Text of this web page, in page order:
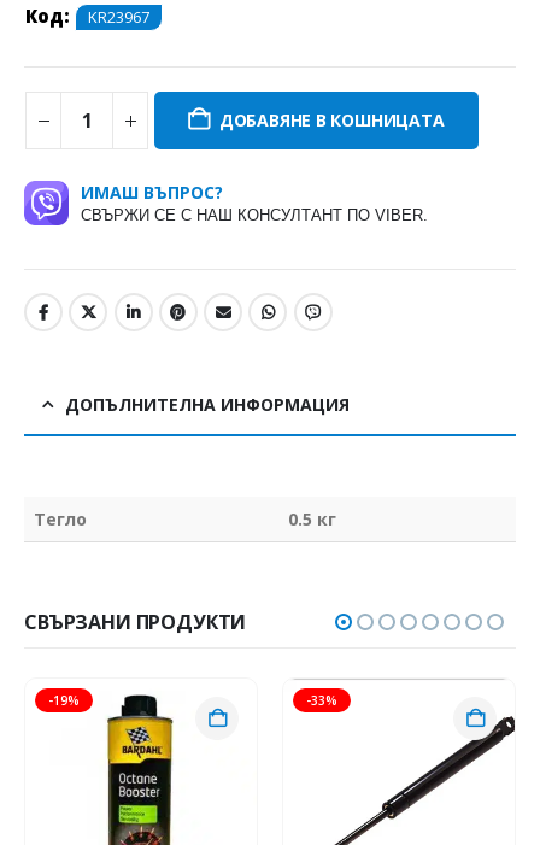
Код: KR23967
ДОБАВЯНЕ В КОШНИЦАТА
ИМАШ ВЪПРОС?
СВЪРЖИ СЕ С НАШ КОНСУЛТАНТ ПО VIBER.
ДОПЪЛНИТЕЛНА ИНФОРМАЦИЯ
Тегло 0.5 кг
СВЪРЗАНИ ПРОДУКТИ
-19% -33%